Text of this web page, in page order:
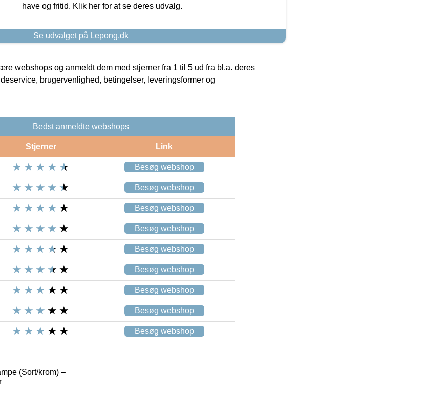
have og fritid. Klik her for at se deres udvalg.
Se udvalget på Lepong.dk
webshops og anmeldt dem med stjerner fra 1 til 5 ud fra bl.a. deres
brugervenlighed, betingelser, leveringsformer og
Bedst anmeldte webshops
Stjerner Link
Besøg webshop
Besøg webshop
Besøg webshop
Besøg webshop
Besøg webshop
Besøg webshop
Besøg webshop
Besøg webshop
Besøg webshop
(Sort/krom) –